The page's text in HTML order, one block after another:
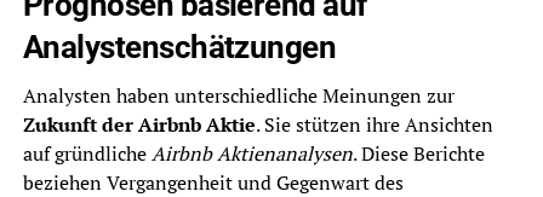
Analystenschätzungen
Analysten haben unterschiedliche Meinungen zur
Zukunft der Airbnb Aktie. Sie stützen ihre Ansichten
auf gründlicheAirbnb Aktienanalysen. Diese Berichte
beziehen Vergangenheit und Gegenwart des